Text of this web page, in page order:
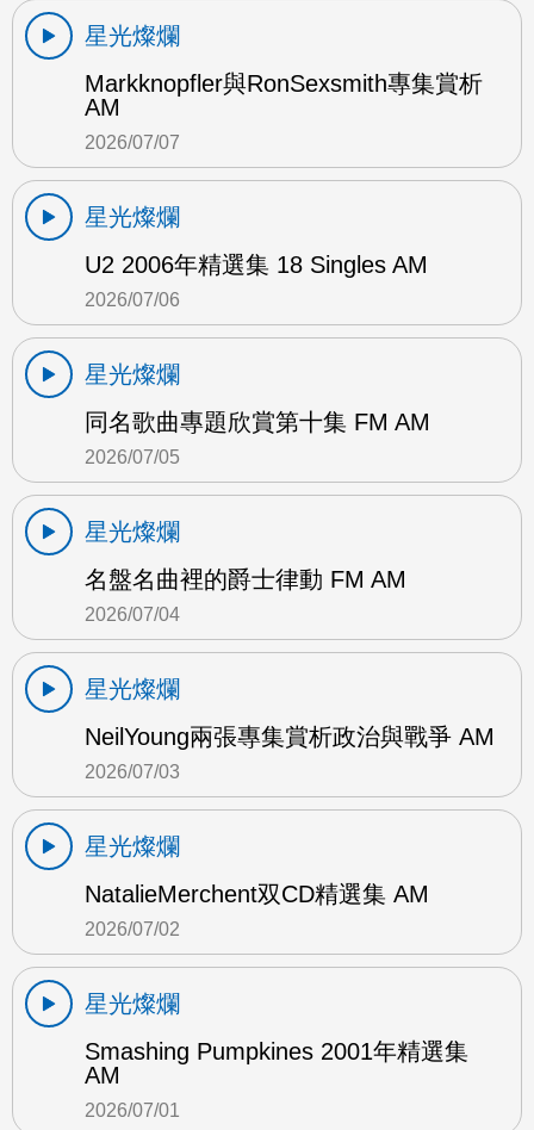
星光燦爛
Markknopfler與RonSexsmith專集賞析
AM
2026/07/07
星光燦爛
U2 2006年精選集 18 Singles AM
2026/07/06
星光燦爛
同名歌曲專題欣賞第十集 FM AM
2026/07/05
星光燦爛
名盤名曲裡的爵士律動 FM AM
2026/07/04
星光燦爛
NeilYoung兩張專集賞析政治與戰爭 AM
2026/07/03
星光燦爛
NatalieMerchent双CD精選集 AM
2026/07/02
星光燦爛
Smashing Pumpkines 2001年精選集
AM
2026/07/01